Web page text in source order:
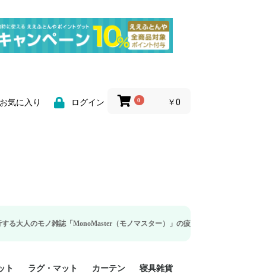
気に入り ログイン 0 ￥0
雑誌「MonoMaster（モノマスター）」の疲労回復・睡眠の向上特集に当社のリ
ト ラグ・マット カーテン 寝具雑貨